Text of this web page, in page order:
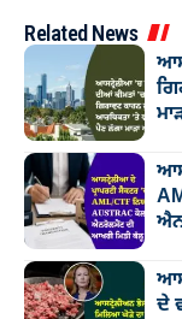
Related News
ਦੇ